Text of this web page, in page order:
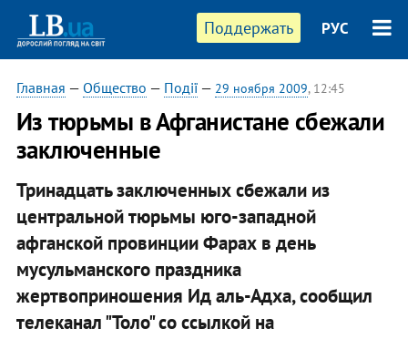
Поддержать РУС
Главная — Общество — Події— 29 ноября 2009, 12:45
Из тюрьмы в Афганистане сбежали
заключенные
Тринадцать заключенных сбежали из
центральной тюрьмы юго-западной
афганской провинции Фарах в день
мусульманского праздника
жертвоприношения Ид аль-Адха, сообщил
телеканал "Толо" со ссылкой на